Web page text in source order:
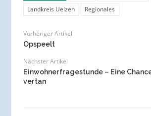
Landkreis Uelzen
Regionales
Vorheriger Artikel
Opspeelt
Nächster Artikel
Einwohnerfragestunde – Eine
vertan